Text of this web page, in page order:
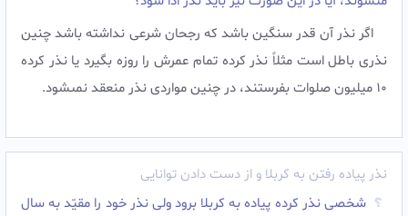
اگر نذر آن قدر سنگين باشد كه رجحان شرعى نداشته باشد چنين
نذرى باطل است مثلاً نذر كرده تمام عمرش را روزه بگيرد يا نذر كرده
10 ميليون صلوات بفرستند، در چنين مواردى نذر منعقد نمى‏شود.
نذر پیاده رفتن به کربلا و از دست دادن توانایی
شخصی نذر کرده پیاده به کربلا برود ولی نذر خود را مقیّد به سال